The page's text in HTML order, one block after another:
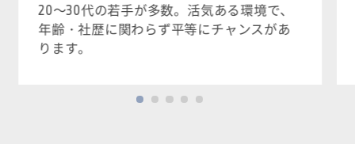
20～30代の若手が多数。活気ある環境で、
年齢・社歴に関わらず平等にチャンスがあ
ります。